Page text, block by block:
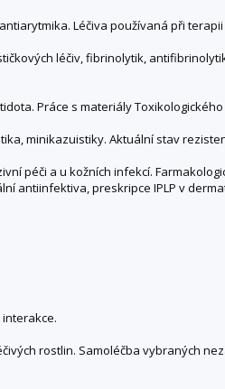
Léčiva používaná při
léčiv, fibrinolytik,
Práce s materiály
minikazuistiky. Aktuální stav
péči a u kožních infekcí.
antiinfektiva, preskripce IPLP v
rostlin. Samoléčba vybraných